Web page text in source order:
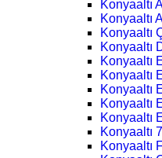
Konyaaltı
Konyaaltı
Konyaaltı
Konyaaltı
Konyaaltı
Konyaaltı
Konyaaltı
Konyaaltı
Konyaaltı
Konyaaltı
Konyaaltı